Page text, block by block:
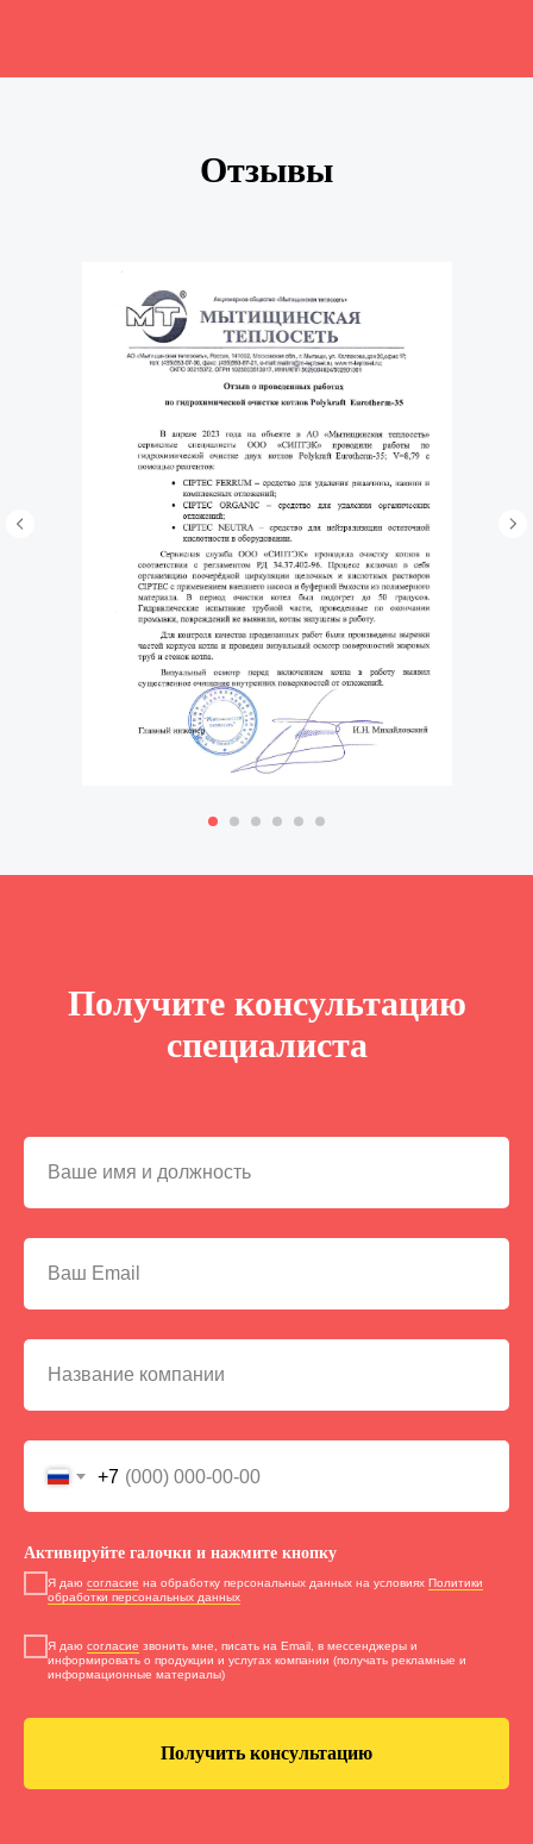
Отзывы
Получите консультацию
специалиста
+7
Активируйте галочки и нажмите кнопку
Я даю согласие на обработку персональных данных на условиях Политики
обработки персональных данных
Я даю согласие звонить мне, писать на Email, в мессенджеры и
информировать о продукции и услугах компании (получать рекламные и
информационные материалы)
Получить консультацию